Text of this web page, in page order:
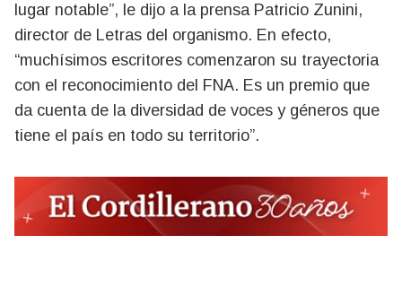
lugar notable”, le dijo a la prensa Patricio Zunini,
director de Letras del organismo. En efecto,
“muchísimos escritores comenzaron su trayectoria
con el reconocimiento del FNA. Es un premio que
da cuenta de la diversidad de voces y géneros que
tiene el país en todo su territorio”.